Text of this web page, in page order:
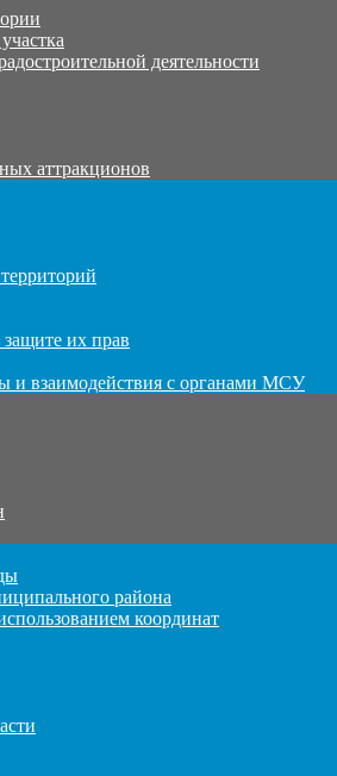
деятельности
аттракционов
их прав
и взаимодействия с органами МСУ
района
координат